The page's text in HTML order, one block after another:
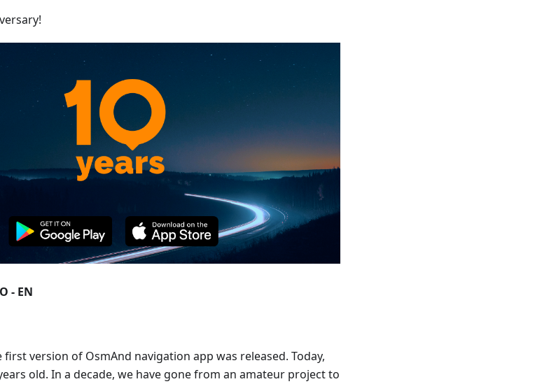
- EN
first version of OsmAnd navigation app was released. Today,
old. In a decade, we have gone from an amateur project to